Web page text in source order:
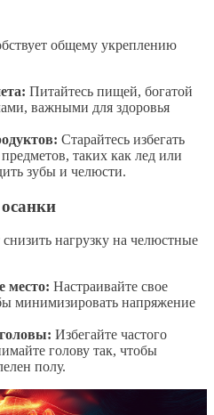
общему укреплению
Питайтесь пищей, богатой
важными для здоровья
Старайтесь избегать
таких как лед или
зубы и челюсти.
нагрузку на челюстные
место: Настраивайте свое
минимизировать напряжение
Избегайте частого
голову так, чтобы
полу.